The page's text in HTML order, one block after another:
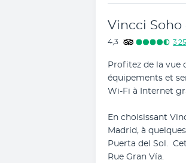
Vincci Soho
4,3 3
Profitez de la vue
équipements et
Wi-Fi à Internet
En choisissant
Madrid, à
Puerta del Sol.
Rue Gran Vía.